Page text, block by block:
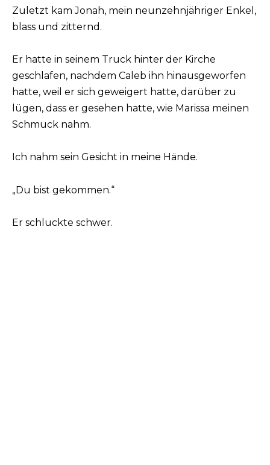
Zuletzt kam Jonah, mein neunzehnjähriger Enkel,
blass und zitternd.
Er hatte in seinem Truck hinter der Kirche
geschlafen, nachdem Caleb ihn hinausgeworfen
hatte, weil er sich geweigert hatte, darüber zu
lügen, dass er gesehen hatte, wie Marissa meinen
Schmuck nahm.
Ich nahm sein Gesicht in meine Hände.
„Du bist gekommen.“
Er schluckte schwer.